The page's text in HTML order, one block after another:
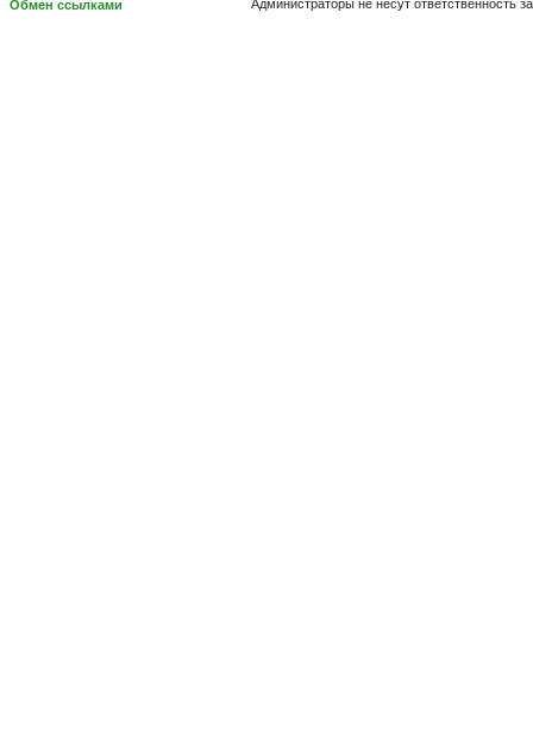
Администраторы не несут ответственность
Обмен ссылками